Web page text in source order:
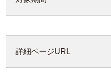
詳細ページURL